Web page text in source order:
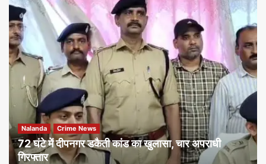
Nalanda Crime News
72 घंटे में दीपनगर डकैती कांड का खुलासा, चार अपराधी
गिरफ्तार